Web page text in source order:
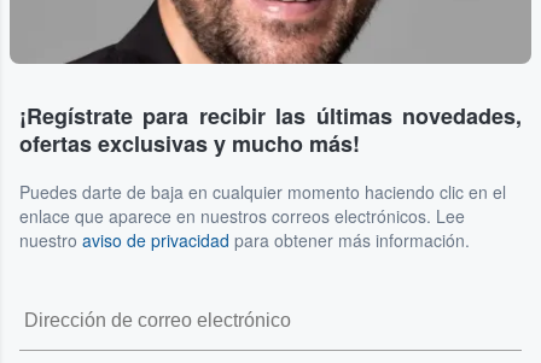
¡Regístrate para recibir las últimas novedades,
ofertas exclusivas y mucho más!
Puedes darte de baja en cualquier momento haciendo clic en el
enlace que aparece en nuestros correos electrónicos. Lee
nuestro aviso de privacidad para obtener más información.